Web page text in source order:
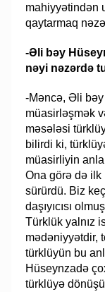
mahiyyətindən
qaytarmaq
-Əli bəy
nəyi nəzərdə
-Məncə, Əli
müasirləşmək
məsələsi
bilirdi ki,
müasirliyin
Ona görə də ilk
sürürdü. Biz
daşıyıcısı
Türklük yalnız
mədəniyyətdir,
türklüyün bu
Hüseynzadə
türklüyə